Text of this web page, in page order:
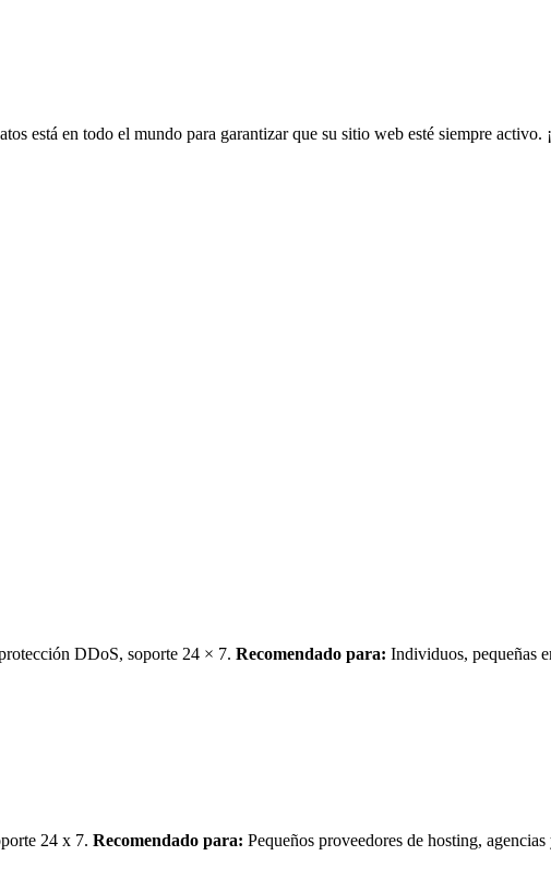
está en todo el mundo para garantizar que su sitio web esté siempre activo.
DDoS, soporte 24 × 7. Recomendado para: Individuos, pequeñas
24 x 7. Recomendado para: Pequeños proveedores de hosting,